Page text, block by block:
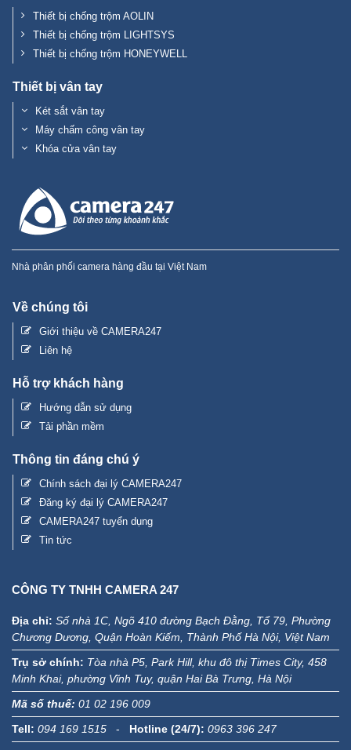
Thiết bị chống trộm AOLIN
Thiết bị chống trộm LIGHTSYS
Thiết bị chống trộm HONEYWELL
Thiết bị vân tay
Két sắt vân tay
Máy chấm công vân tay
Khóa cửa vân tay
Nhà phân phối camera hàng đầu tại Việt Nam
Về chúng tôi
Giới thiệu về CAMERA247
Liên hệ
Hỗ trợ khách hàng
Hướng dẫn sử dụng
Tải phần mềm
Thông tin đáng chú ý
Chính sách đại lý CAMERA247
Đăng ký đại lý CAMERA247
CAMERA247 tuyển dụng
Tin tức
CÔNG TY TNHH CAMERA 247
Địa chỉ: Số nhà 1C, Ngõ 410 đường Bạch Đằng, Tổ 79, Phường
Chương Dương, Quận Hoàn Kiếm, Thành Phố Hà Nội, Việt Nam
Trụ sở chính: Tòa nhà P5, Park Hill, khu đô thị Times City, 458
Minh Khai, phường Vĩnh Tuy, quận Hai Bà Trưng, Hà Nội
Mã số thuế: 01 02 196 009
Tell: 094 169 1515 - Hotline (24/7): 0963 396 247